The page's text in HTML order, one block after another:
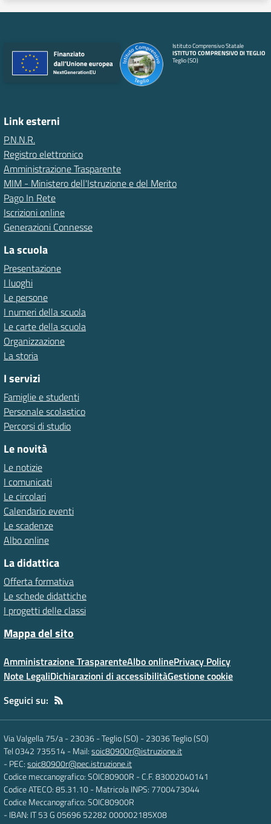
Istituto Comprensivo Statale
ISTITUTO COMPRENSIVO DI TEGLIO
Teglio (SO)
Link esterni
P.N.N.R.
Registro elettronico
Amministrazione Trasparente
MIM - Ministero dell'Istruzione e del Merito
Pago In Rete
Iscrizioni online
Generazioni Connesse
La scuola
Presentazione
I luoghi
Le persone
I numeri della scuola
Le carte della scuola
Organizzazione
La storia
I servizi
Famiglie e studenti
Personale scolastico
Percorsi di studio
Le novità
Le notizie
I comunicati
Le circolari
Calendario eventi
Le scadenze
Albo online
La didattica
Offerta formativa
Le schede didattiche
I progetti delle classi
Mappa del sito
Amministrazione TrasparenteAlbo onlinePrivacy Policy
Note LegaliDichiarazioni di accessibilitàGestione cookie
Seguici su:
Via Valgella 75/a - 23036 - Teglio (SO) -23036 Teglio (SO)
Tel 0342 735514- Mail:soic80900r@istruzione.it
- PEC:soic80900r@pec.istruzione.it
Codice meccanografico: SOIC80900R - C.F. 83002040141
Codice ATECO: 85.31.10- Matricola INPS: 7700473044
Codice Meccanografico: SOIC80900R
- IBAN: IT 53 G 05696 52282 000002185X08